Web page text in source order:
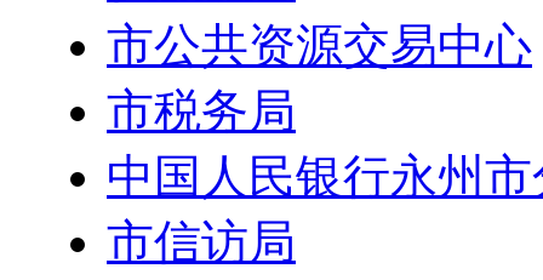
市公共资源交易中心
市税务局
中国人民银行永州
市信访局